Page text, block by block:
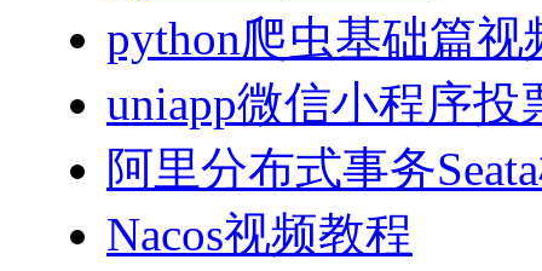
python爬虫基础篇视
uniapp微信小程序投
阿里分布式事务
Nacos视频教程